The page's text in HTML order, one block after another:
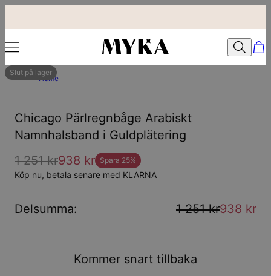
Slut på lager
Home
Chicago Pärlregnbåge Arabiskt
Namnhalsband i Guldplätering
1 251 kr938 kr Spara 25%
Köp nu, betala senare med KLARNA
Delsumma: 1 251 kr938 kr
Kommer snart tillbaka